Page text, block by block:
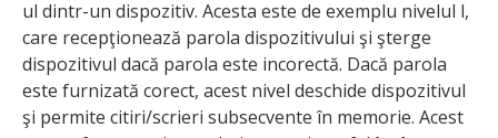
ul dintr-un dispozitiv. Acesta este de exemplu nivelul l,
care recepţionează parola dispozitivului şi şterge
dispozitivul dacă parola este incorectă. Dacă parola
este furnizată corect, acest nivel deschide dispozitivul
şi permite citiri/scrieri subsecvente în memorie. Acest